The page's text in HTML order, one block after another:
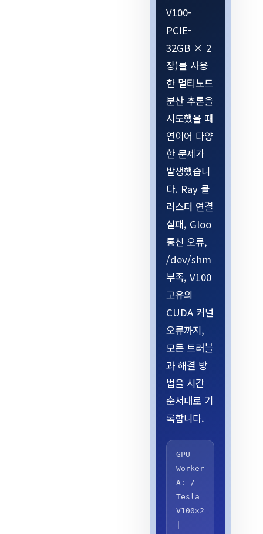
V100-
PCIE-
32GB × 2
장)를 사용
한 멀티노드
분산 추론을
시도했을 때
연이어 다양
한 문제가
발생했습니
다. Ray 클
러스터 연결
실패, Gloo
통신 오류,
/dev/shm
부족, V100
고유의
CUDA 커널
오류까지,
모든 트러블
과 해결 방
법을 시간
순서대로 기
록합니다.
GPU-
Worker-
A: /
Tesla
V100×2